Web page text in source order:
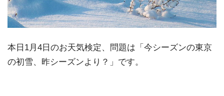
本日1月4日のお天気検定、問題は「今シーズンの東京
の初雪、昨シーズンより？」です。